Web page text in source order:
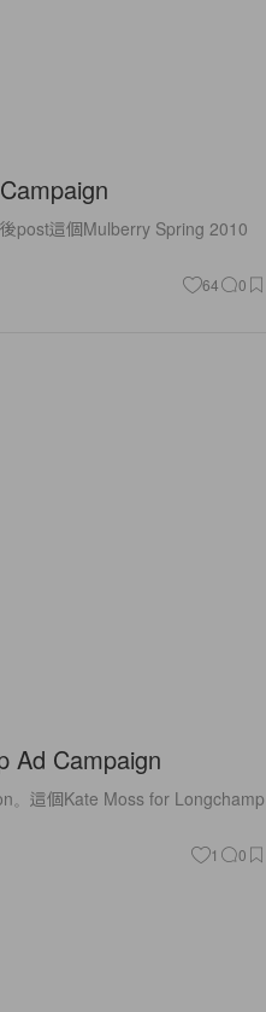
post這個Mulberry Spring 2010
64 0
Ad Campaign
。這個Kate Moss for Longchamp
1 0